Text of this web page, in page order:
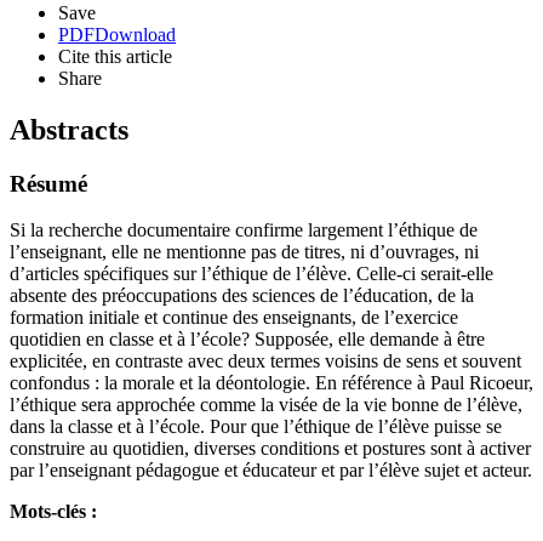
Save
PDFDownload
Cite this article
Share
Abstracts
Résumé
Si la recherche documentaire confirme largement l’éthique de
l’enseignant, elle ne mentionne pas de titres, ni d’ouvrages, ni
d’articles spécifiques sur l’éthique de l’élève. Celle-ci serait-elle
absente des préoccupations des sciences de l’éducation, de la
formation initiale et continue des enseignants, de l’exercice
quotidien en classe et à l’école? Supposée, elle demande à être
explicitée, en contraste avec deux termes voisins de sens et souvent
confondus : la morale et la déontologie. En référence à Paul Ricoeur,
l’éthique sera approchée comme la visée de la vie bonne de l’élève,
dans la classe et à l’école. Pour que l’éthique de l’élève puisse se
construire au quotidien, diverses conditions et postures sont à activer
par l’enseignant pédagogue et éducateur et par l’élève sujet et acteur.
Mots-clés :